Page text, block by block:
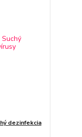
dezinfekcia